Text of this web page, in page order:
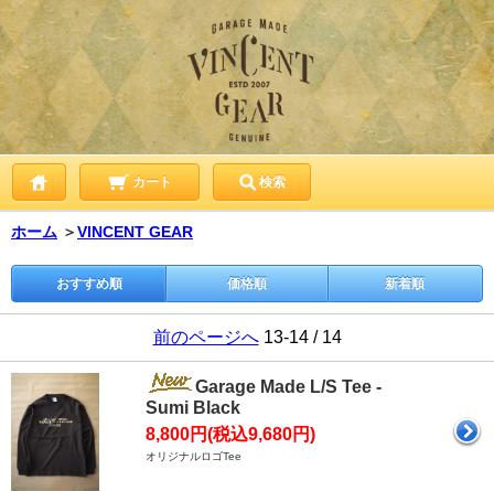
カート 検索
ホーム ＞VINCENT GEAR
おすすめ順 価格順 新着順
前のページへ13-14 / 14
Garage Made L/S Tee -
Sumi Black
8,800円(税込9,680円)
オリジナルロゴTee